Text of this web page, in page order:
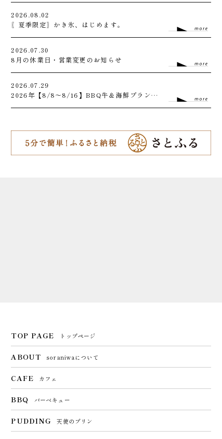
2026.08.02
〖夏季限定〗かき氷、はじめます。
2026.07.30
8月の休業日・営業変更のお知らせ
2026.07.29
2026年【8/8～8/16】BBQ牛＆海鮮プラン受付のお知らせ
TOP PAGE トップページ
ABOUT soraniwaについて
CAFE カフェ
BBQ バーベキュー
PUDDING 天使のプリン